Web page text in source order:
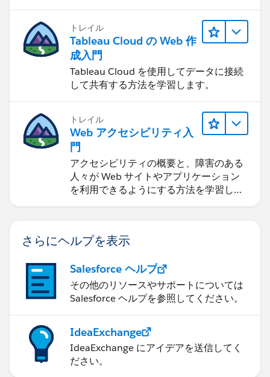
トレイル
Tableau Cloud の Web 作
成入門
Tableau Cloud を使用してデータに接続
して共有する方法を学習します。
トレイル
Web アクセシビリティ入
門
アクセシビリティの概要と、障害のある
人々が Web サイトやアプリケーション
を利用できるようにする方法を学習しま
さらにヘルプを表示
Salesforce ヘルプ
その他のリソースやサポートについては
Salesforce ヘルプを参照してください。
IdeaExchange
IdeaExchange にアイデアを送信してく
ださい。